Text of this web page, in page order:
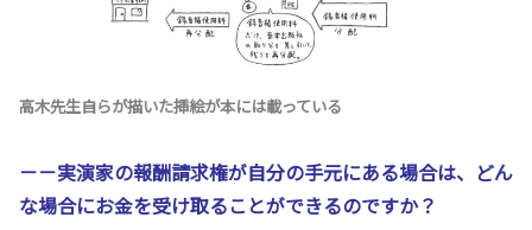
高木先生自らが描いた挿絵が本には載っている
－－実演家の報酬請求権が自分の手元にある場合は、どん
な場合にお金を受け取ることができるのですか？